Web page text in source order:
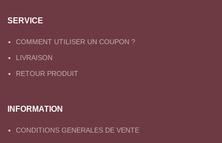
SERVICE
COMMENT UTILISER UN COUPON ?
LIVRAISON
RETOUR PRODUIT
INFORMATION
CONDITIONS GENERALES DE VENTE